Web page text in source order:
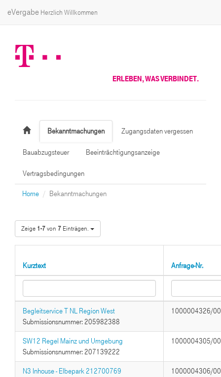
eVergabe Herzlich Willkommen
ERLEBEN, WAS VERBINDET.
Bekanntmachungen Zugangsdaten vergessen
Bauabzugsteuer Beeinträchtigungsanzeige
Vertragsbedingungen
Home Bekanntmachungen
Zeige 1-7von 7 Einträgen.
Kurztext Anfrage-Nr.
Begleitservice T NL Region West
Submissionsnummer: 205982388
1000004326/
SW12 Regel Mainz und Umgebung
Submissionsnummer: 207139222
1000004305/
N3 Inhouse - Elbepark 212700769
1000004306/